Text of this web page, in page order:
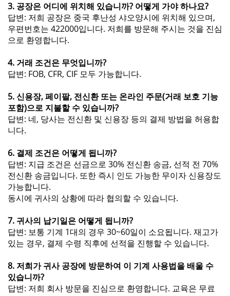
3. 공장은 어디에 위치해 있습니까? 어떻게 가야 하나요?
답변: 저희 공장은 중국 후난성 샤오양시에 위치해 있으며,
우편번호는 422000입니다. 저희를 방문해 주시는 것을 진심
으로 환영합니다.
4. 거래 조건은 무엇입니까?
답변: FOB, CFR, CIF 모두 가능합니다.
5. 신용장, 페이팔, 전신환 또는 온라인 주문(거래 보호 기능
포함)으로 지불할 수 있습니까?
답변: 네, 당사는 전신환 및 신용장 등의 결제 방법을 허용합
니다.
6. 결제 조건은 어떻게 됩니까?
답변: 지급 조건은 선금으로 30% 전신환 송금, 선적 전 70%
전신환 송금입니다. 또한 즉시 인도 가능한 무이자 신용장도
가능합니다.
동시에 귀사의 상황에 따라 협의할 수 있습니다.
7. 귀사의 납기일은 어떻게 됩니까?
답변: 보통 기계 1대의 경우 30~60일이 소요됩니다. 재고가
있는 경우, 결제 수령 직후에 선적을 진행할 수 있습니다.
8. 저희가 귀사 공장에 방문하여 이 기계 사용법을 배울 수
있습니까?
답변: 저희 회사 방문을 진심으로 환영합니다. 교육은 무료